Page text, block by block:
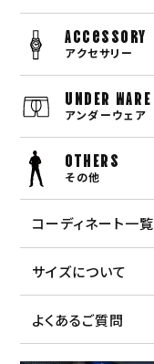
Accessory
アクセサリー
UNDER WARE
アンダーウェア
OTHERS
その他
コーディネート一覧
サイズについて
よくあるご質問